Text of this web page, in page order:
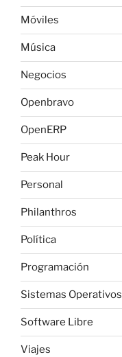
Móviles
Música
Negocios
Openbravo
OpenERP
Peak Hour
Personal
Philanthros
Política
Programación
Sistemas Operativos
Software Libre
Viajes